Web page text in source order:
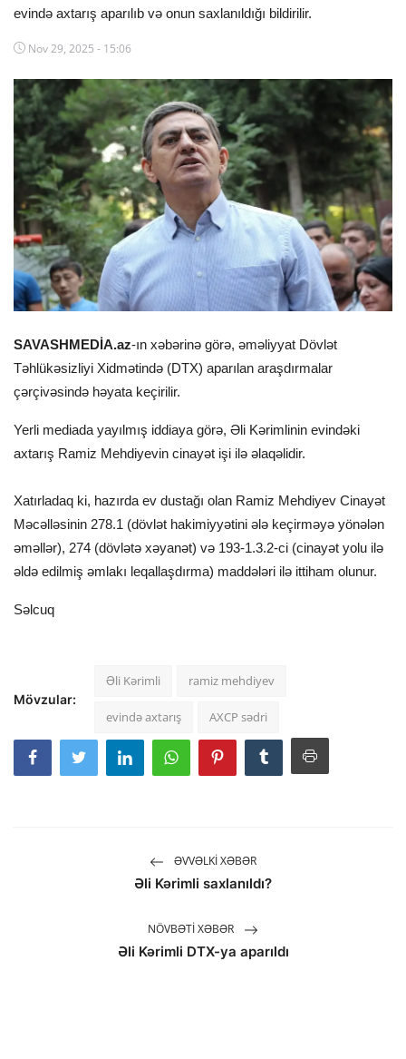
Sağlıq
Digər
evində axtarış aparılıb və onun saxlanıldığı bildirilir.
Nov 29, 2025 - 15:06
SAVASHMEDİA.az-ın xəbərinə görə, əməliyyat Dövlət
Təhlükəsizliyi Xidmətində (DTX) aparılan araşdırmalar
çərçivəsində həyata keçirilir.
Yerli mediada yayılmış iddiaya görə, Əli Kərimlinin evindəki
axtarış Ramiz Mehdiyevin cinayət işi ilə əlaqəlidir.
Xatırladaq ki, hazırda ev dustağı olan Ramiz Mehdiyev Cinayət
Məcəlləsinin 278.1 (dövlət hakimiyyətini ələ keçirməyə yönələn
əməllər), 274 (dövlətə xəyanət) və 193-1.3.2-ci (cinayət yolu ilə
əldə edilmiş əmlakı leqallaşdırma) maddələri ilə ittiham olunur.
Səlcuq
Mövzular:
Əli Kərimli ramiz mehdiyev
evində axtarış AXCP sədri
ƏVVƏLKI XƏBƏR
Əli Kərimli saxlanıldı?
NÖVBƏTI XƏBƏR
Əli Kərimli DTX-ya aparıldı